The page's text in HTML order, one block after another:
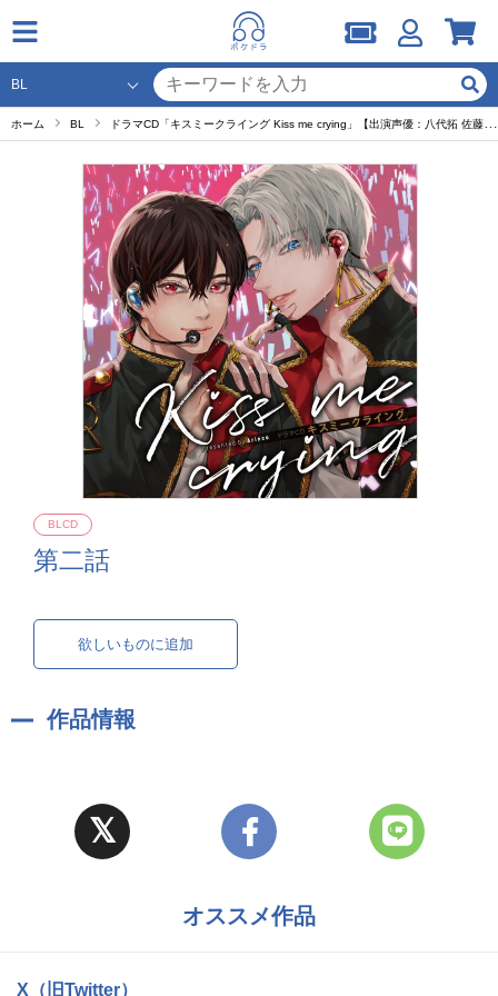
ホーム BL ドラマCD「キスミークライング Kiss me crying」【出演声優：八代拓 佐藤拓也 田丸篤志】
第二話
BLCD
欲しいものに追加
作品情報
オススメ作品
X（旧Twitter）